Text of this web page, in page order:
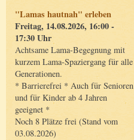
"Lamas hautnah" erleben
Freitag, 14.08.2026, 16:00 -
17:30 Uhr
Achtsame Lama-Begegnung mit
kurzem Lama-Spaziergang für alle
Generationen.
* Barrierefrei * Auch für Senioren
und für Kinder ab 4 Jahren
geeignet *
Noch 8 Plätze frei (Stand vom
03.08.2026)